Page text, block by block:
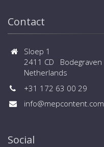
Contact
Sloep 1
2411 CD Bodegraven
Netherlands
+31 172 63 00 29
info@mepcontent.com
Social